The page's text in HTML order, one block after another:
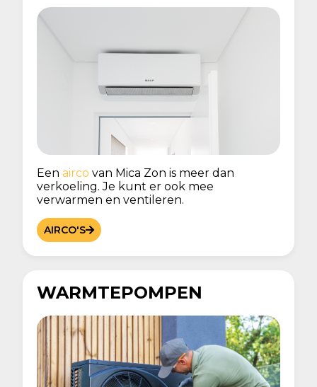
Een airco van Mica Zon is meer dan
verkoeling. Je kunt er ook mee
verwarmen en ventileren.
AIRCO'S
WARMTEPOMPEN